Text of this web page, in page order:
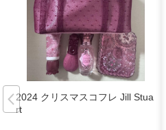
2024 クリスマスコフレ Jill Stua
rt